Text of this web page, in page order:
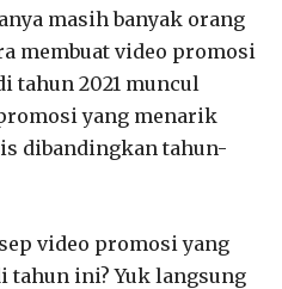
masih banyak orang
membuat video promosi
tahun 2021 muncul
yang menarik
dibandingkan tahun-
video promosi yang
tahun ini? Yuk langsung